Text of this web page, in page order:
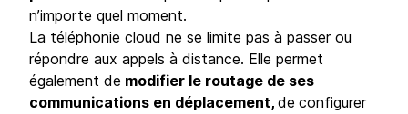
n’importe quel moment.
La téléphonie cloud ne se limite pas à passer ou
répondre aux appels à distance. Elle permet
également de modifier le routage de ses
communications en déplacement, de configurer